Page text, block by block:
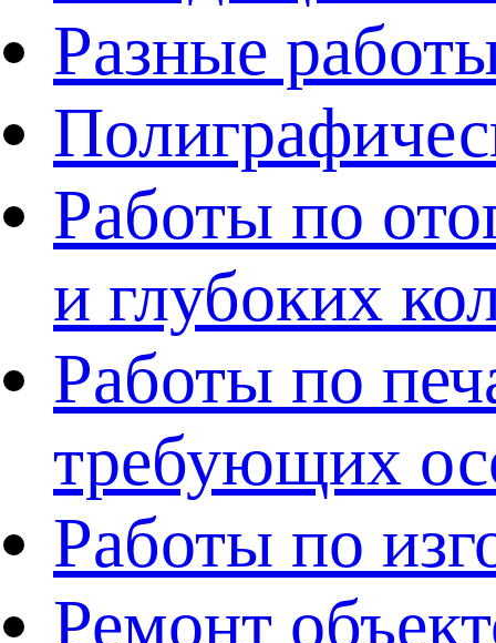
Разные
Работы по
и глубоких
Работы по
требующих
Работы по
Ремонт